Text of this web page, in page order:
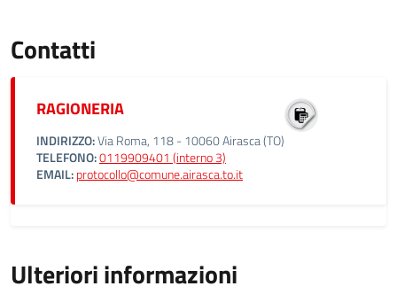
Contatti
RAGIONERIA
INDIRIZZO:Via Roma, 118 - 10060 Airasca (TO)
TELEFONO:0119909401 (interno 3)
EMAIL:protocollo@comune.airasca.to.it
Ulteriori informazioni